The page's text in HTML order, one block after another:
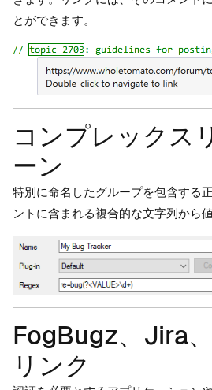
とができます。
コンプレックス
ーン
特別に命名したグループを包含する
ントに含まれる複合的な文字列から
FogBugz、Jira
リンク